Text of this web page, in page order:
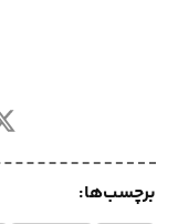
برچسب‌ها: